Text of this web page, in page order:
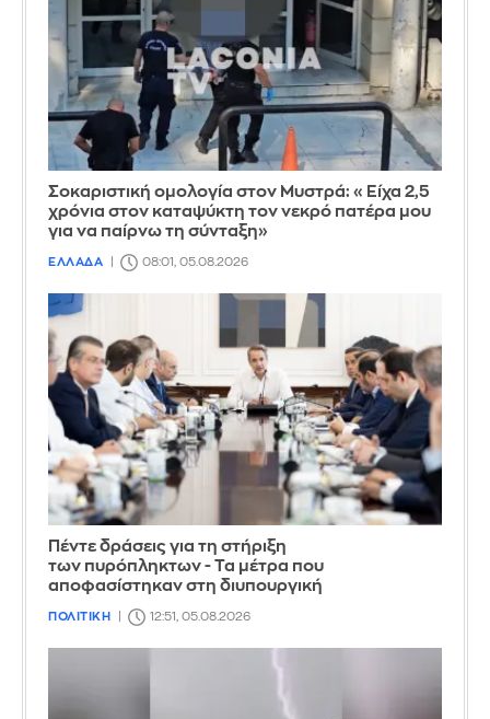
Σοκαριστική ομολογία στον Μυστρά: «Είχα 2,5
χρόνια στον καταψύκτη τον νεκρό πατέρα μου
για να παίρνω τη σύνταξη»
ΕΛΛΑΔΑ 08:01, 05.08.2026
Πέντε δράσεις για τη στήριξη
των πυρόπληκτων - Τα μέτρα που
αποφασίστηκαν στη διυπουργική
ΠΟΛΙΤΙΚΗ 12:51, 05.08.2026